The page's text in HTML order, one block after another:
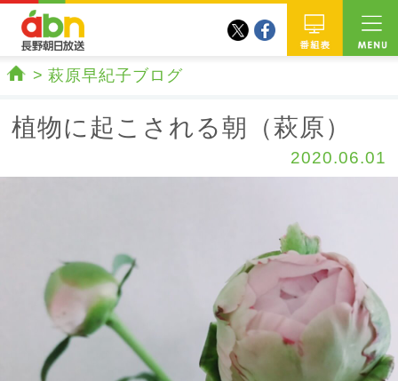
twitterfacebook
萩原早紀子ブログ
植物に起こされる朝（萩原）
2020.06.01